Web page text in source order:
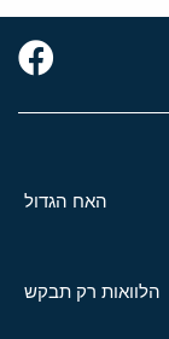
האח הגדול
הלוואות רק תבקש